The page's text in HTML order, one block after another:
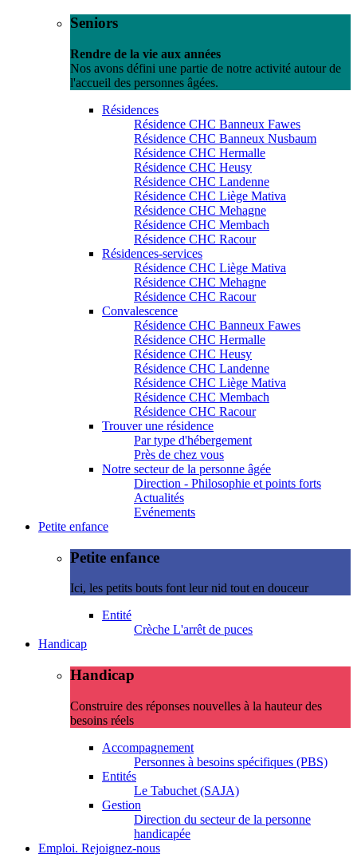
Seniors
Rendre de la vie aux années
Nos avons défini une partie de notre activité autour de
l'accueil des personnes âgées.
Résidences
Résidence CHC Banneux Fawes
Résidence CHC Banneux Nusbaum
Résidence CHC Hermalle
Résidence CHC Heusy
Résidence CHC Landenne
Résidence CHC Liège Mativa
Résidence CHC Mehagne
Résidence CHC Membach
Résidence CHC Racour
Résidences-services
Résidence CHC Liège Mativa
Résidence CHC Mehagne
Résidence CHC Racour
Convalescence
Résidence CHC Banneux Fawes
Résidence CHC Hermalle
Résidence CHC Heusy
Résidence CHC Landenne
Résidence CHC Liège Mativa
Résidence CHC Membach
Résidence CHC Racour
Trouver une résidence
Par type d'hébergement
Près de chez vous
Notre secteur de la personne âgée
Direction - Philosophie et points forts
Actualités
Evénements
Petite enfance
Petite enfance
Ici, les petits bouts font leur nid tout en douceur
Entité
Crèche L'arrêt de puces
Handicap
Handicap
Construire des réponses nouvelles à la hauteur des
besoins réels
Accompagnement
Personnes à besoins spécifiques (PBS)
Entités
Le Tabuchet (SAJA)
Gestion
Direction du secteur de la personne
handicapée
Emploi. Rejoignez-nous